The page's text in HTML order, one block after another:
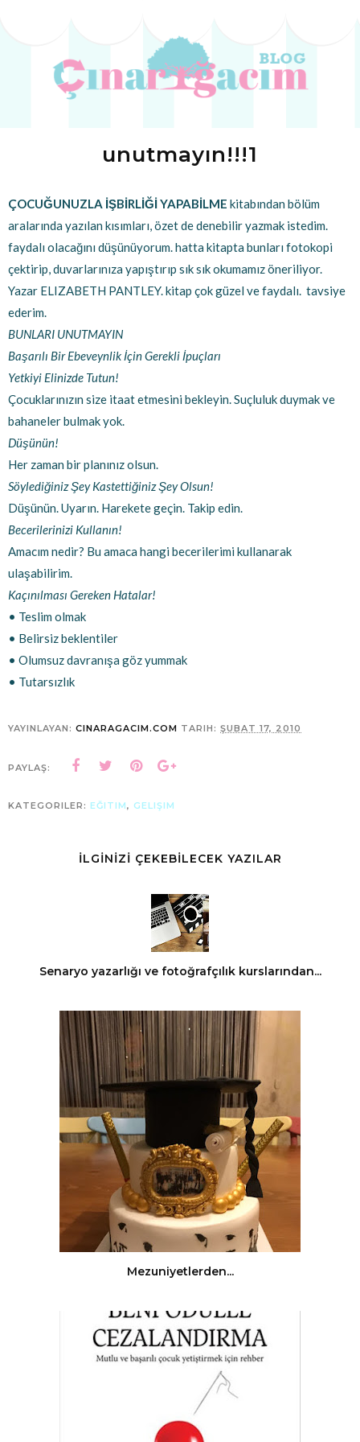
unutmayın!!!1
ÇOCUĞUNUZLA İŞBİRLİĞİ YAPABİLME kitabından bölüm
aralarında yazılan kısımları, özet de denebilir yazmak istedim.
faydalı olacağını düşünüyorum. hatta kitapta bunları fotokopi
çektirip, duvarlarınıza yapıştırıp sık sık okumamız öneriliyor.
Yazar ELIZABETH PANTLEY. kitap çok güzel ve faydalı. tavsiye
ederim.
BUNLARI UNUTMAYIN
Başarılı Bir Ebeveynlik İçin Gerekli İpuçları
Yetkiyi Elinizde Tutun!
Çocuklarınızın size itaat etmesini bekleyin. Suçluluk duymak ve
bahaneler bulmak yok.
Düşünün!
Her zaman bir planınız olsun.
Söylediğiniz Şey Kastettiğiniz Şey Olsun!
Düşünün. Uyarın. Harekete geçin. Takip edin.
Becerilerinizi Kullanın!
Amacım nedir? Bu amaca hangi becerilerimi kullanarak
ulaşabilirim.
Kaçınılması Gereken Hatalar!
• Teslim olmak
• Belirsiz beklentiler
• Olumsuz davranışa göz yummak
• Tutarsızlık
YAYINLAYAN: CINARAGACIM.COM TARIH: ŞUBAT 17, 2010
PAYLAŞ:
KATEGORILER: EĞITIM, GELIŞIM
İLGİNİZİ ÇEKEBİLECEK YAZILAR
Senaryo yazarlığı ve fotoğrafçılık kurslarından...
Mezuniyetlerden...